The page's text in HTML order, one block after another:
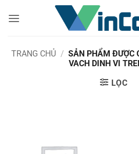
qua
TRANG CHỦ / SẢN PHẨM ĐƯỢC
VACH DINH VI
LỌC